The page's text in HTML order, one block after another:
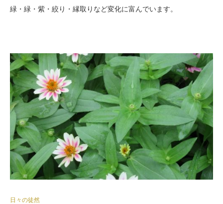
緑・緑・紫・絞り・縁取りなど変化に富んでいます。
日々の徒然